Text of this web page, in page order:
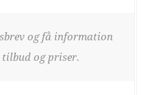
og få information
tilbud og priser.